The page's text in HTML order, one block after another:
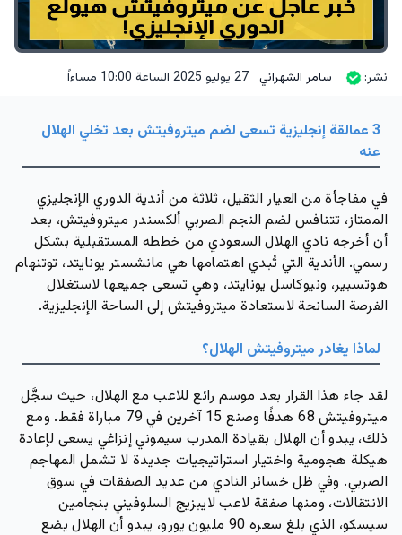
نشر: سامر الشهراني 27 يوليو 2025 الساعة 10:00 مساءاً
3 عمالقة إنجليزية تسعى لضم ميتروفيتش بعد تخلي الهلال
عنه
في مفاجأة من العيار الثقيل، ثلاثة من أندية الدوري الإنجليزي
الممتاز، تتنافس لضم النجم الصربي ألكسندر ميتروفيتش، بعد
أن أخرجه نادي الهلال السعودي من خططه المستقبلية بشكل
رسمي. الأندية التي تُبدي اهتمامها هي مانشستر يونايتد، توتنهام
هوتسبير، ونيوكاسل يونايتد، وهي تسعى جميعها لاستغلال
الفرصة السانحة لاستعادة ميتروفيتش إلى الساحة الإنجليزية.
لماذا يغادر ميتروفيتش الهلال؟
لقد جاء هذا القرار بعد موسم رائع للاعب مع الهلال، حيث سجَّل
ميتروفيتش 68 هدفًا وصنع 15 آخرين في 79 مباراة فقط. ومع
ذلك، يبدو أن الهلال بقيادة المدرب سيموني إنزاغي يسعى لإعادة
هيكلة هجومية واختيار استراتيجيات جديدة لا تشمل المهاجم
الصربي. وفي ظل خسائر النادي من عديد الصفقات في سوق
الانتقالات، ومنها صفقة لاعب لايبزيج السلوفيني بنجامين
سيسكو
، الذي بلغ سعره 90 مليون يورو، يبدو أن الهلال يضع